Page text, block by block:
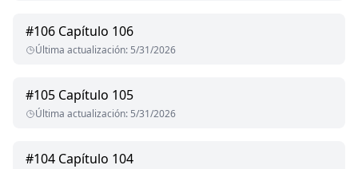
#106 Capítulo 106
Última actualización: 5/31/2026
#105 Capítulo 105
Última actualización: 5/31/2026
#104 Capítulo 104